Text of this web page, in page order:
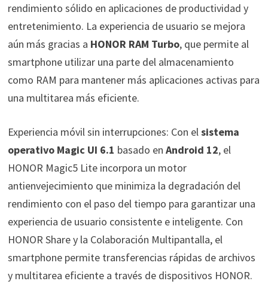
rendimiento sólido en aplicaciones de productividad y
entretenimiento. La experiencia de usuario se mejora
aún más gracias a HONOR RAM Turbo, que permite al
smartphone utilizar una parte del almacenamiento
como RAM para mantener más aplicaciones activas para
una multitarea más eficiente.
Experiencia móvil sin interrupciones: Con elsistema
operativo Magic UI 6.1 basado en Android 12, el
HONOR Magic5 Lite incorpora un motor
antienvejecimiento que minimiza la degradación del
rendimiento con el paso del tiempo para garantizar una
experiencia de usuario consistente e inteligente. Con
HONOR Share y la Colaboración Multipantalla, el
smartphone permite transferencias rápidas de archivos
y multitarea eficiente a través de dispositivos HONOR.